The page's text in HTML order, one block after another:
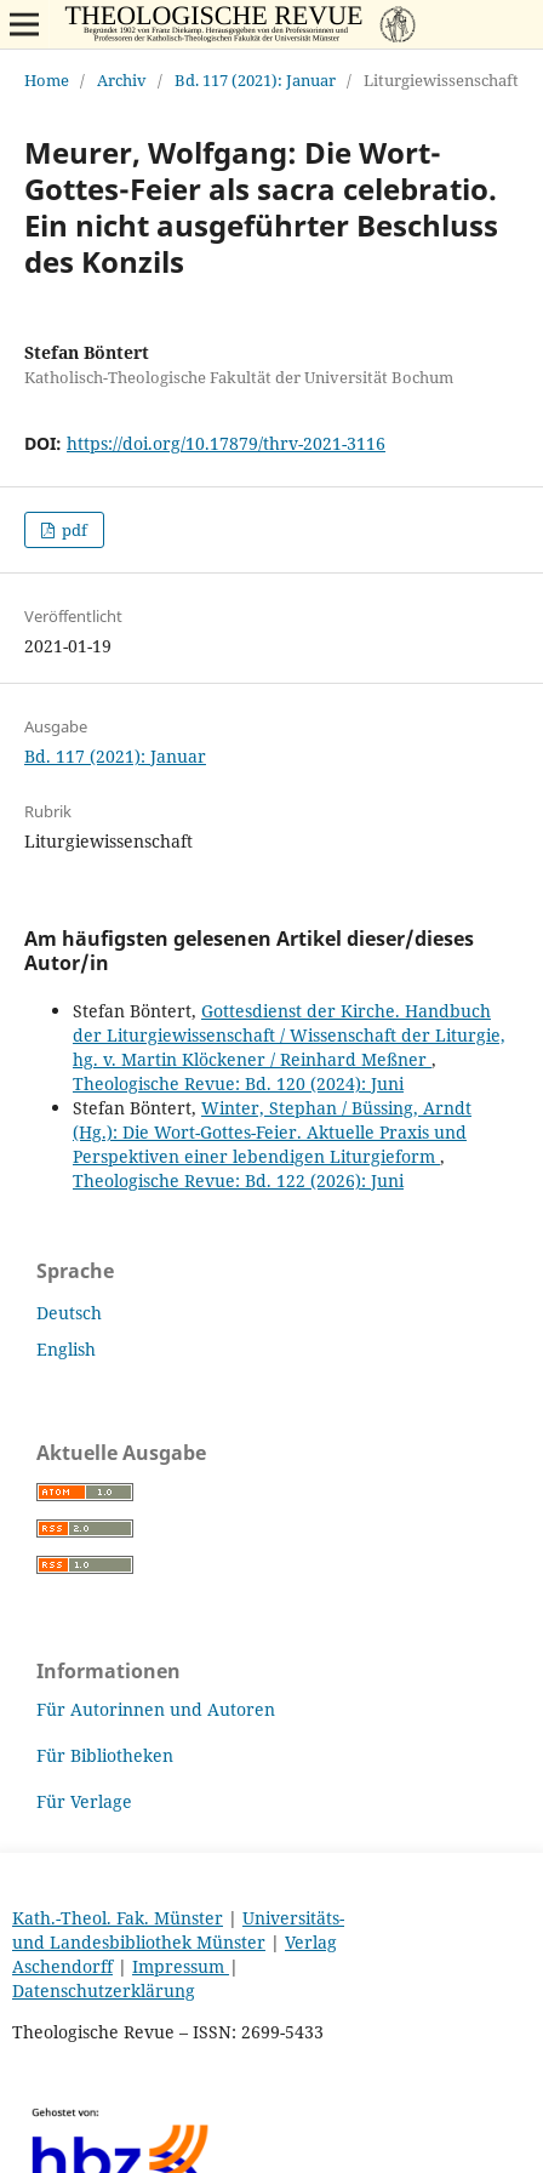
Home / Archiv / Bd. 117 (2021): Januar / Liturgiewissenschaft
Meurer, Wolfgang: Die Wort-
Gottes-Feier als sacra celebratio.
Ein nicht ausgeführter Beschluss
des Konzils
Stefan Böntert
Katholisch-Theologische Fakultät der Universität Bochum
DOI: https://doi.org/10.17879/thrv-2021-3116
pdf
Veröffentlicht
2021-01-19
Ausgabe
Bd. 117 (2021): Januar
Rubrik
Liturgiewissenschaft
Am häufigsten gelesenen Artikel dieser/dieses
Autor/in
Stefan Böntert, Gottesdienst der Kirche. Handbuch
der Liturgiewissenschaft / Wissenschaft der Liturgie,
hg. v. Martin Klöckener / Reinhard Meßner ,
Theologische Revue: Bd. 120 (2024): Juni
Stefan Böntert, Winter, Stephan / Büssing, Arndt
(Hg.): Die Wort-Gottes-Feier. Aktuelle Praxis und
Perspektiven einer lebendigen Liturgieform ,
Theologische Revue: Bd. 122 (2026): Juni
Sprache
Deutsch
English
Aktuelle Ausgabe
Informationen
Für Autorinnen und Autoren
Für Bibliotheken
Für Verlage
Kath.-Theol. Fak. Münster| Universitäts-
und Landesbibliothek Münster| Verlag
Aschendorff| Impressum |
Datenschutzerklärung
Theologische Revue – ISSN: 2699-5433